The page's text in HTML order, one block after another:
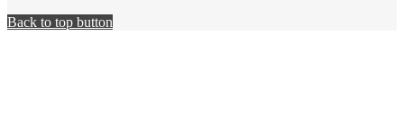
Back to top button